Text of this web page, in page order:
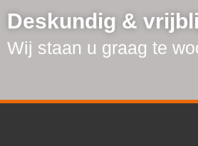
Deskundig &
Wij staan u graag te